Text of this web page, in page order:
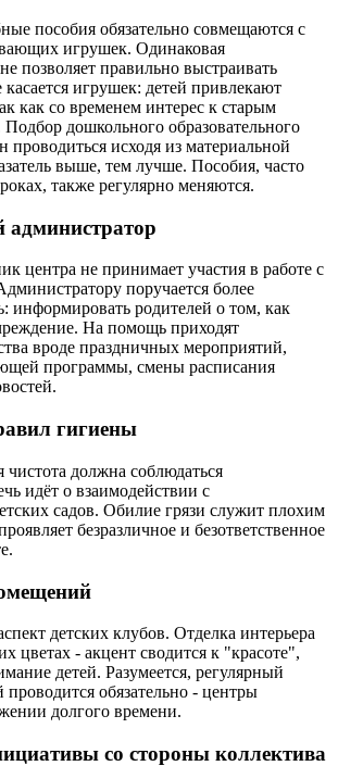
пособия обязательно совмещаются с
игрушек. Одинаковая
позволяет правильно выстраивать
игрушек: детей привлекают
как со временем интерес к старым
Подбор дошкольного образовательного
проводиться исходя из материальной
выше, тем лучше. Пособия, часто
также регулярно меняются.
администратор
центра не принимает участия в работе с
поручается более
информировать родителей о том, как
На помощь приходят
вроде праздничных мероприятий,
программы, смены расписания
гигиены
чистота должна соблюдаться
идёт о взаимодействии с
садов. Обилие грязи служит плохим
безразличное и безответственное
детских клубов. Отделка интерьера
цветах - акцент сводится к "красоте",
детей. Разумеется, регулярный
обязательно - центры
долгого времени.
со стороны коллектива